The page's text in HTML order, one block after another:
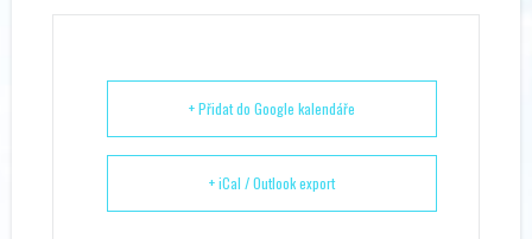
+ Přidat do Google kalendáře
+ iCal / Outlook export